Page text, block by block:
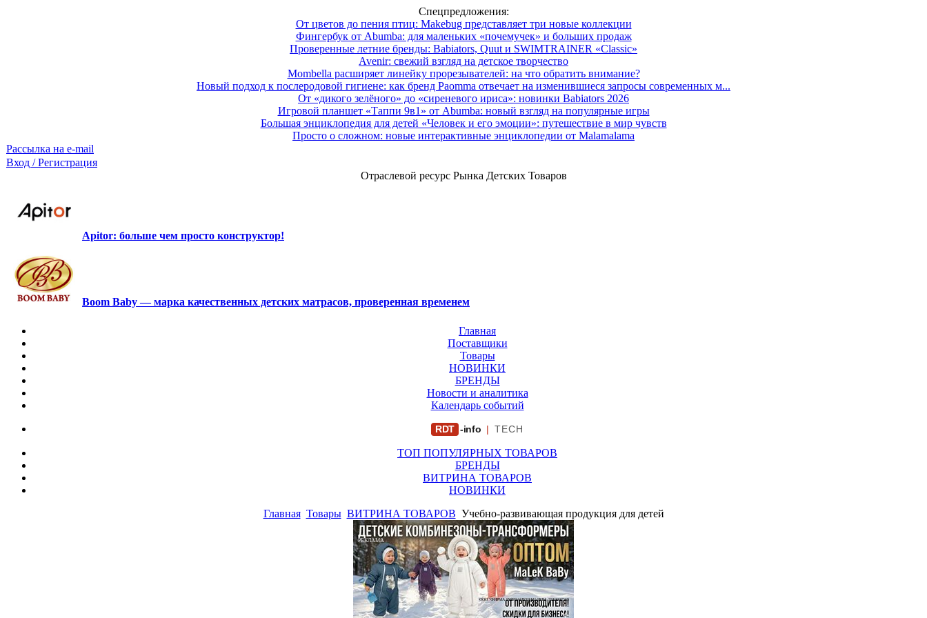
Спецпредложения:
От цветов до пения птиц: Makebug представляет три новые коллекции
Фингербук от Abumba: для маленьких «почемучек» и больших продаж
Проверенные летние бренды: Babiators, Quut и SWIMTRAINER «Classic»
Avenir: свежий взгляд на детское творчество
Mombella расширяет линейку прорезывателей: на что обратить внимание?
Новый подход к послеродовой гигиене: как бренд Paomma отвечает на изменившиеся запросы современных м...
От «дикого зелёного» до «сиреневого ириса»: новинки Babiators 2026
Игровой планшет «Таппи 9в1» от Abumba: новый взгляд на популярные игры
Большая энциклопедия для детей «Человек и его эмоции»: путешествие в мир чувств
Просто о сложном: новые интерактивные энциклопедии от Malamalama
Рассылка на e-mail
Вход / Регистрация
Отраслевой ресурс Рынка Детских Товаров
Apitor: больше чем просто конструктор!
Boom Baby — марка качественных детских матрасов, проверенная временем
Главная
Поставщики
Товары
НОВИНКИ
БРЕНДЫ
Новости и аналитика
Календарь событий
RDT -info | TECH
ТОП ПОПУЛЯРНЫХ ТОВАРОВ
БРЕНДЫ
ВИТРИНА ТОВАРОВ
НОВИНКИ
Главная Товары ВИТРИНА ТОВАРОВ Учебно-развивающая продукция для детей
РЕКЛАМА
ООО "ФИРМА "ХРИЗАНТЕМА" ИНН: 7719007569